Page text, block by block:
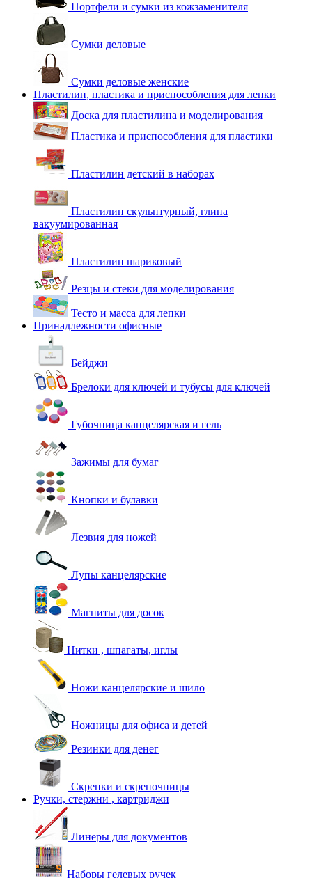
Портфели и сумки из кожзаменителя
Сумки деловые
Сумки деловые женские
Пластилин, пластика и приспособления для лепки
Доска для пластилина и моделирования
Пластика и приспособления для пластики
Пластилин детский в наборах
Пластилин скульптурный, глина
вакуумированная
Пластилин шариковый
Резцы и стеки для моделирования
Тесто и масса для лепки
Принадлежности офисные
Бейджи
Брелоки для ключей и тубусы для ключей
Губочница канцелярская и гель
Зажимы для бумаг
Кнопки и булавки
Лезвия для ножей
Лупы канцелярские
Магниты для досок
Нитки , шпагаты, иглы
Ножи канцелярские и шило
Ножницы для офиса и детей
Резинки для денег
Скрепки и скрепочницы
Ручки, стержни , картриджи
Линеры для документов
Наборы гелевых ручек